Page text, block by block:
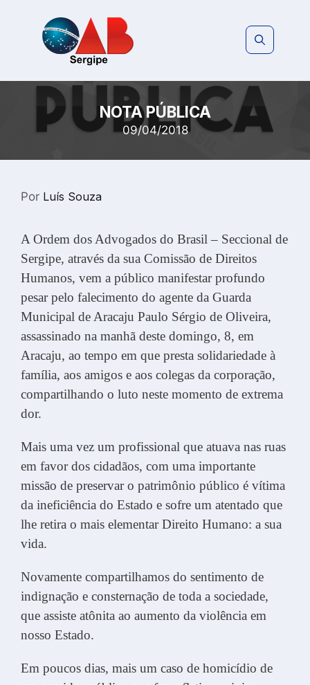
NOTA PÚBLICA
09/04/2018
Por Luís Souza
A Ordem dos Advogados do Brasil – Seccional de
Sergipe, através da sua Comissão de Direitos
Humanos, vem a público manifestar profundo
pesar pelo falecimento do agente da Guarda
Municipal de Aracaju Paulo Sérgio de Oliveira,
assassinado na manhã deste domingo, 8, em
Aracaju, ao tempo em que presta solidariedade à
família, aos amigos e aos colegas da corporação,
compartilhando o luto neste momento de extrema
dor.
Mais uma vez um profissional que atuava nas ruas
em favor dos cidadãos, com uma importante
missão de preservar o patrimônio público é vítima
da ineficiência do Estado e sofre um atentado que
lhe retira o mais elementar Direito Humano: a sua
vida.
Novamente compartilhamos do sentimento de
indignação e consternação de toda a sociedade,
que assiste atônita ao aumento da violência em
nosso Estado.
Em poucos dias, mais um caso de homicídio de